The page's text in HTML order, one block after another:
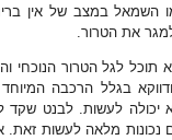
השמאל במצב של אין
את הטרור.
לגל הטרור הנוכחי
בגלל הרכבה
לעשות. לבנט שקד
מלאה לעשות זאת.